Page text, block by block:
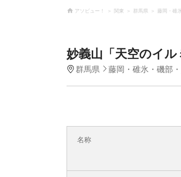
アソビュー！ 関東 群馬県 藤岡・碓
妙義山「天空のイル
群馬県 藤岡・碓氷・磯部
名称